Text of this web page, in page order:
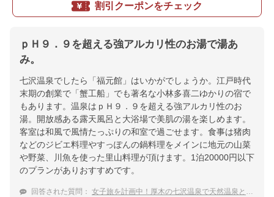
割引クーポンをチェック
ｐＨ９．９を超える強アルカリ性のお湯で湯あ
み。
七沢温泉でしたら「福元館」はいかがでしょうか。江戸時代
末期の創業で「蟹工船」でも著名な小林多喜二ゆかりの宿で
もあります。温泉はｐＨ９．９を超える強アルカリ性のお
湯。開放感ある露天風呂と大浴場で美肌の湯を楽しめます。
客室は和風で風情たっぷりの和室で過ごせます。食事は猪肉
などのジビエ料理やすっぽんの鍋料理をメインに地元の山菜
や野菜、川魚を使った里山料理が頂けます。1泊20000円以下
のプランがありおすすめです。
回答された質問： 女子旅を計画中！厚木の七沢温泉で天然温泉とおいしい食事を味わいたい。